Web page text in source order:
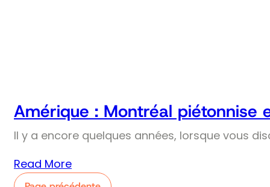
Amérique : Montréal piétonnise
Il y a encore quelques années, lorsque vous
Read More